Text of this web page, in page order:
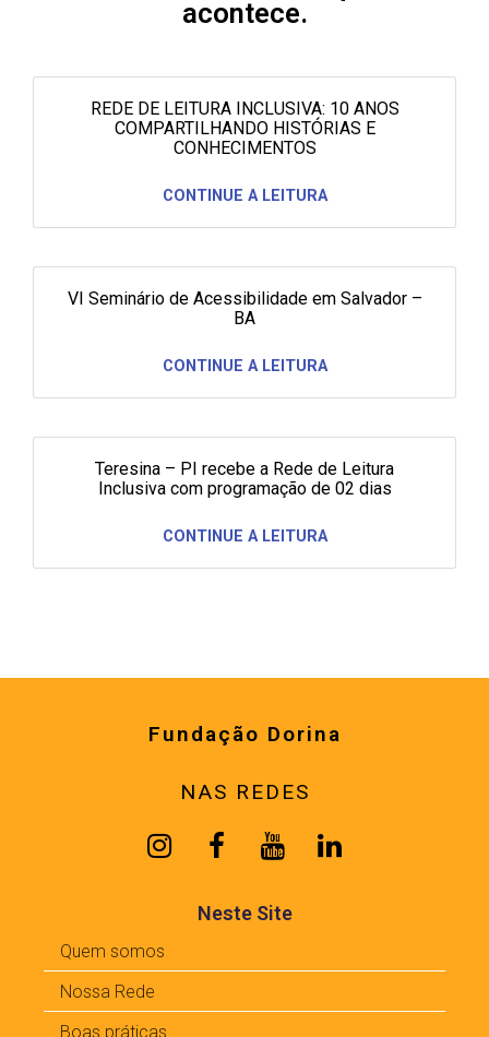
acontece.
REDE DE LEITURA INCLUSIVA: 10 ANOS
COMPARTILHANDO HISTÓRIAS E
CONHECIMENTOS
CONTINUE A LEITURA
VI Seminário de Acessibilidade em Salvador –
BA
CONTINUE A LEITURA
Teresina – PI recebe a Rede de Leitura
Inclusiva com programação de 02 dias
CONTINUE A LEITURA
Fundação Dorina
NAS REDES
Neste Site
Quem somos
Nossa Rede
Boas práticas